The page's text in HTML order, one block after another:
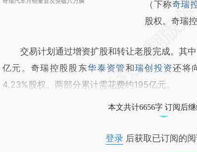
（下称奇瑞
股权。奇瑞
交易计划通过增资扩股和转让老股完成。其中
亿元。奇瑞控股股东华泰资管和瑞创投资还将
4.23%股权。两部分累计需花费约195亿元。
本文共计6656字 订阅后
登录后获取已订阅的阅